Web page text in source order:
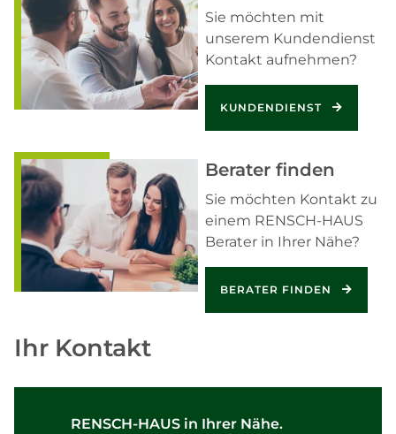
Sie möchten mit
unserem Kundendienst
Kontakt aufnehmen?
KUNDENDIENST
Berater finden
Sie möchten Kontakt zu
einem RENSCH-HAUS
Berater in Ihrer Nähe?
BERATER FINDEN
Ihr Kontakt
RENSCH-HAUS in Ihrer Nähe.